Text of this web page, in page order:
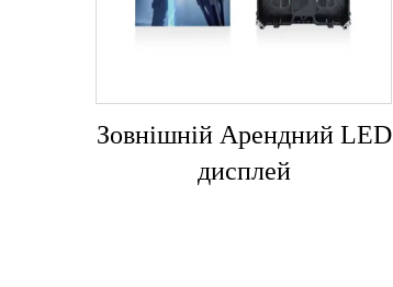
Зовнішній Арендний LED
дисплей